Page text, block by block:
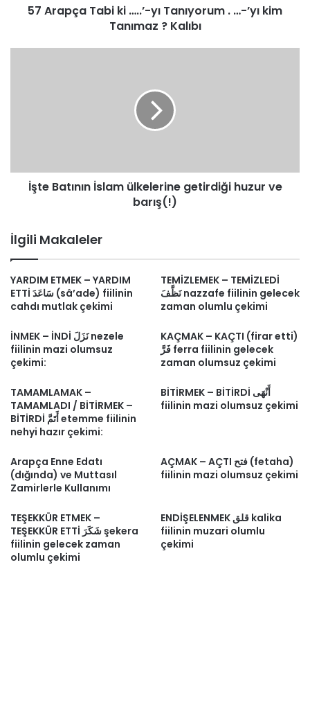
57 Arapça Tabi ki …..’-yı Tanıyorum . …-’yı kim
Tanımaz ? Kalıbı
İşte Batının İslam ülkelerine getirdiği huzur ve
barış(!)
İlgili Makaleler
YARDIM ETMEK – YARDIM
ETTİ سَاعَدَ (sâ’ade) fiilinin
cahdı mutlak çekimi
TEMİZLEMEK – TEMİZLEDİ
نَظَّفَ nazzafe fiilinin gelecek
zaman olumlu çekimi
İNMEK – İNDİ نَزَلَ nezele
fiilinin mazi olumsuz
çekimi:
KAÇMAK – KAÇTI (firar etti)
فَرَّ ferra fiilinin gelecek
zaman olumsuz çekimi
TAMAMLAMAK –
TAMAMLADI / BİTİRMEK –
BİTİRDİ أَتَمَّ etemme fiilinin
nehyi hazır çekimi:
BİTİRMEK – BİTİRDİ أَنْهَى
fiilinin mazi olumsuz çekimi
Arapça Enne Edatı
(dığında) ve Muttasıl
Zamirlerle Kullanımı
AÇMAK – AÇTI فتح (fetaha)
fiilinin mazi olumsuz çekimi
TEŞEKKÜR ETMEK –
TEŞEKKÜR ETTİ شَكَرَ şekera
fiilinin gelecek zaman
olumlu çekimi
ENDİŞELENMEK قلق kalika
fiilinin muzari olumlu
çekimi